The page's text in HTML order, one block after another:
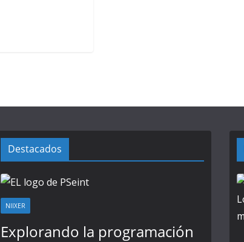
Destacados
NIIXER
Explorando la programación